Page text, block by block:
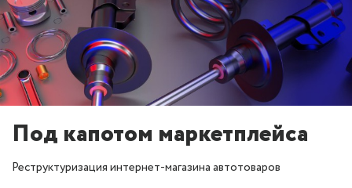
Под капотом маркетплейса
Реструктуризация интернет-магазина автотоваров